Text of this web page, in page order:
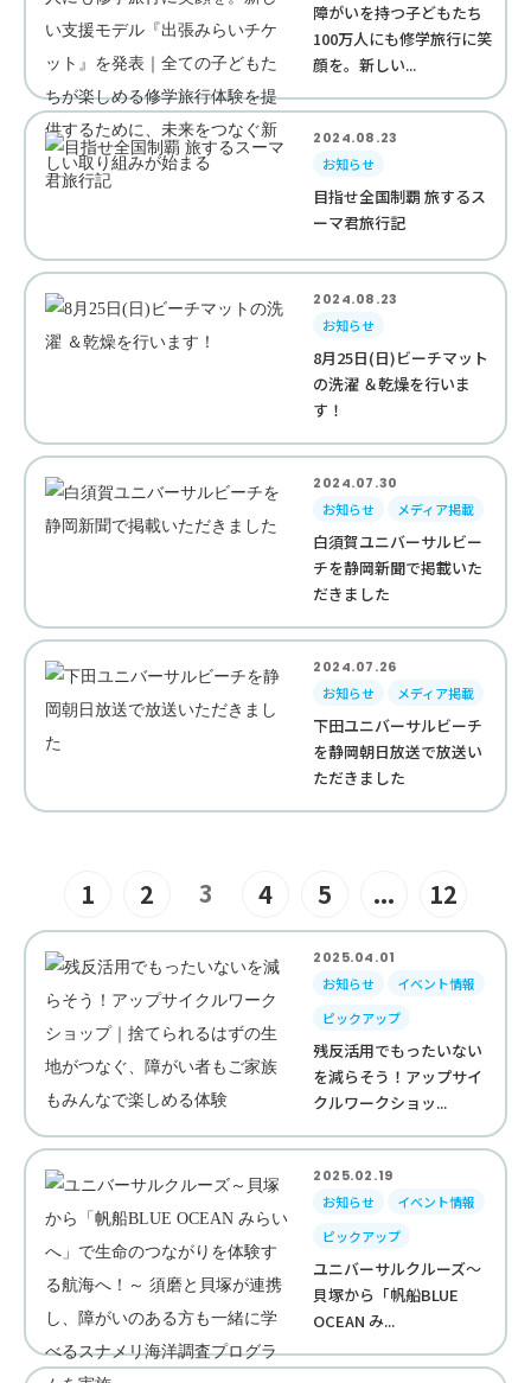
障がいを持つ子どもたち
100万人にも修学旅行に笑
顔を。新しい...
2024.08.23
お知らせ
目指せ全国制覇 旅するス
ーマ君旅行記
2024.08.23
お知らせ
8月25日(日)ビーチマット
の洗濯 ＆乾燥を行いま
す！
2024.07.30
お知らせ
メディア掲載
白須賀ユニバーサルビー
チを静岡新聞で掲載いた
だきました
2024.07.26
お知らせ
メディア掲載
下田ユニバーサルビーチ
を静岡朝日放送で放送い
ただきました
1 2 3 4 5 ... 12
2025.04.01
お知らせ
イベント情報
ピックアップ
残反活用でもったいない
を減らそう！アップサイ
クルワークショッ...
2025.02.19
お知らせ
イベント情報
ピックアップ
ユニバーサルクルーズ～
貝塚から「帆船BLUE
OCEAN み...